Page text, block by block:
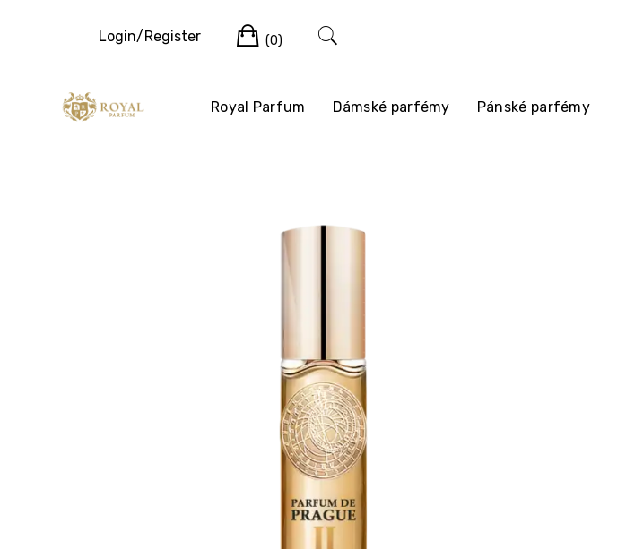
Royal Parfum Dámské parfémy Pánské parfémy
Login/Register (0)